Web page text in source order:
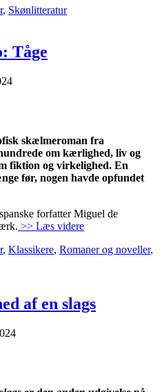
, Skønlitteratur
Tåge
skælmeroman fra
om kærlighed, liv og
fiktion og virkelighed. En
før, nogen havde opfundet
forfatter Miguel de
>> Læs videre
, Klassikere, Romaner og noveller,
af en slags